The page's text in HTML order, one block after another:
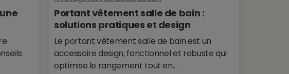
Portant vêtement salle de bain :
solutions pratiques et design
Le portant vêtement salle de bain est un
accessoire design, fonctionnel et robuste qui
optimise le rangement tout en...